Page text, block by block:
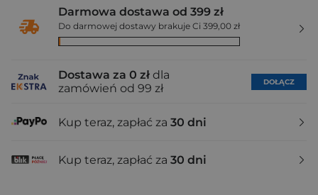
Darmowa dostawa od 399 zł
Do darmowej dostawy brakuje Ci 399,00 zł
Dostawa za 0 zł dla
zamówień od 99 zł
DOŁĄCZ
Kup teraz, zapłać za 30 dni
Kup teraz, zapłać za 30 dni